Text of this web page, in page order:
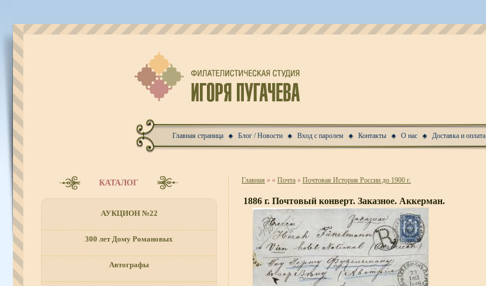
Главная страница Блог / Новости Вход с паролем Контакты О нас Доставка и оплата
КАТАЛОГ
АУКЦИОН №22
300 лет Дому Романовых
Автографы
Главная » » Почта » Почтовая История России до 1900 г.
1886 г. Почтовый конверт. Заказное. Аккерман.